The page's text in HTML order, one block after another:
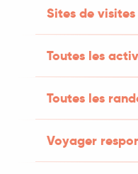
Sites de visites
Toutes les
Toutes les
Voyager
DE